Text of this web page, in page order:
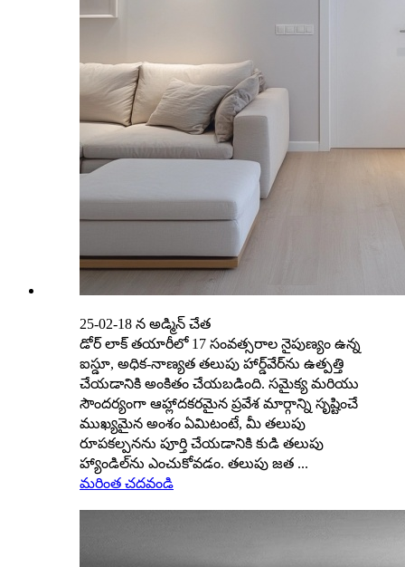
25-02-18 న అడ్మిన్ చేత
డోర్ లాక్ తయారీలో 17 సంవత్సరాల నైపుణ్యం ఉన్న
ఐస్డూ, అధిక-నాణ్యత తలుపు హార్డ్‌వేర్‌ను ఉత్పత్తి
చేయడానికి అంకితం చేయబడింది. సమైక్య మరియు
సౌందర్యంగా ఆహ్లాదకరమైన ప్రవేశ మార్గాన్ని సృష్టించే
ముఖ్యమైన అంశం ఏమిటంటే, మీ తలుపు
రూపకల్పనను పూర్తి చేయడానికి కుడి తలుపు
హ్యాండిల్‌ను ఎంచుకోవడం. తలుపు జత ...
మరింత చదవండి